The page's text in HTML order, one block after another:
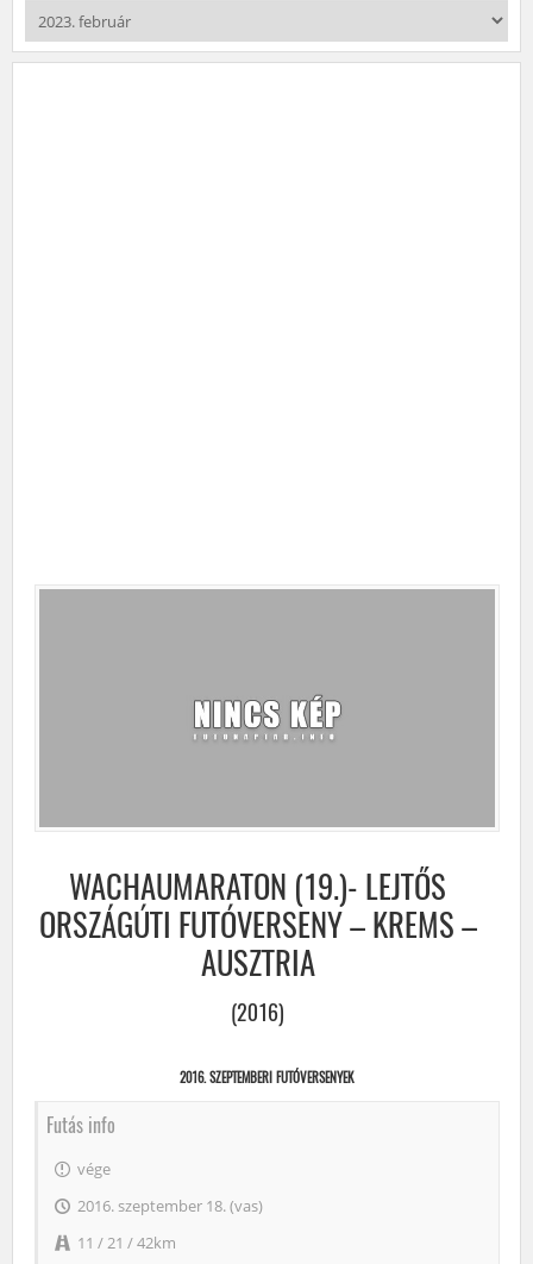
WACHAUMARATON (19.)- LEJTŐS
ORSZÁGÚTI FUTÓVERSENY – KREMS –
AUSZTRIA
(2016)
2016. SZEPTEMBERI FUTÓVERSENYEK
Futás info
vége
2016. szeptember 18. (vas)
11 / 21 / 42km